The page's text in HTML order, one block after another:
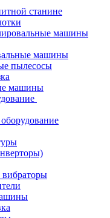
станине
машины
машины
пылесосы
машины